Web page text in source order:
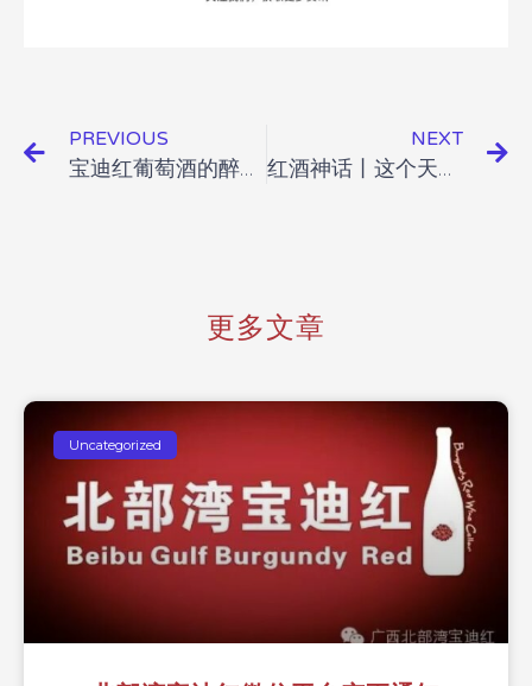
PREVIOUS
宝迪红葡萄酒的醉人爱情故事
NEXT
红酒神话丨这个天，雨神还能不能管了？！
更多文章
Uncategorized